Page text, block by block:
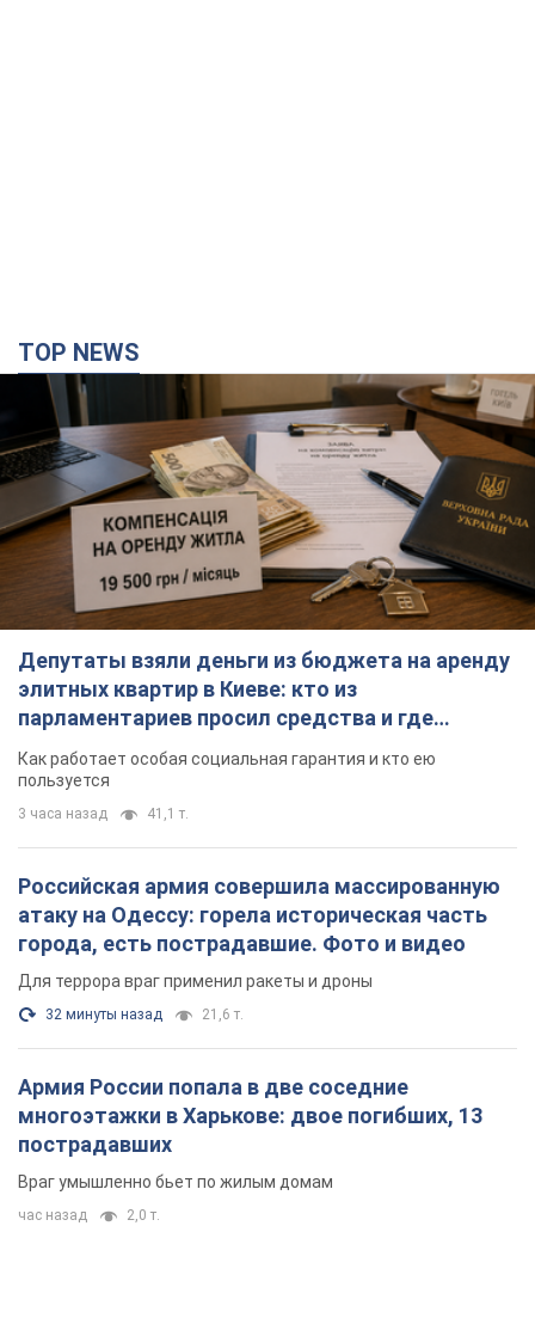
TOP NEWS
Депутаты взяли деньги из бюджета на аренду
элитных квартир в Киеве: кто из
парламентариев просил средства и где
поселился
Как работает особая социальная гарантия и кто ею
пользуется
3 часа назад 41,1 т.
Российская армия совершила массированную
атаку на Одессу: горела историческая часть
города, есть пострадавшие. Фото и видео
Для террора враг применил ракеты и дроны
32 минуты назад 21,6 т.
Армия России попала в две соседние
многоэтажки в Харькове: двое погибших, 13
пострадавших
Враг умышленно бьет по жилым домам
час назад 2,0 т.